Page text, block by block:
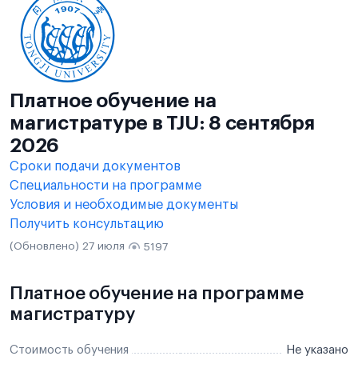
Платное обучение на
магистратуре в TJU: 8 сентября
2026
Сроки подачи документов
Специальности на программе
Условия и необходимые документы
Получить консультацию
(Обновлено) 27 июля 5197
Платное обучение на программе
магистратуру
Стоимость обучения Не указано